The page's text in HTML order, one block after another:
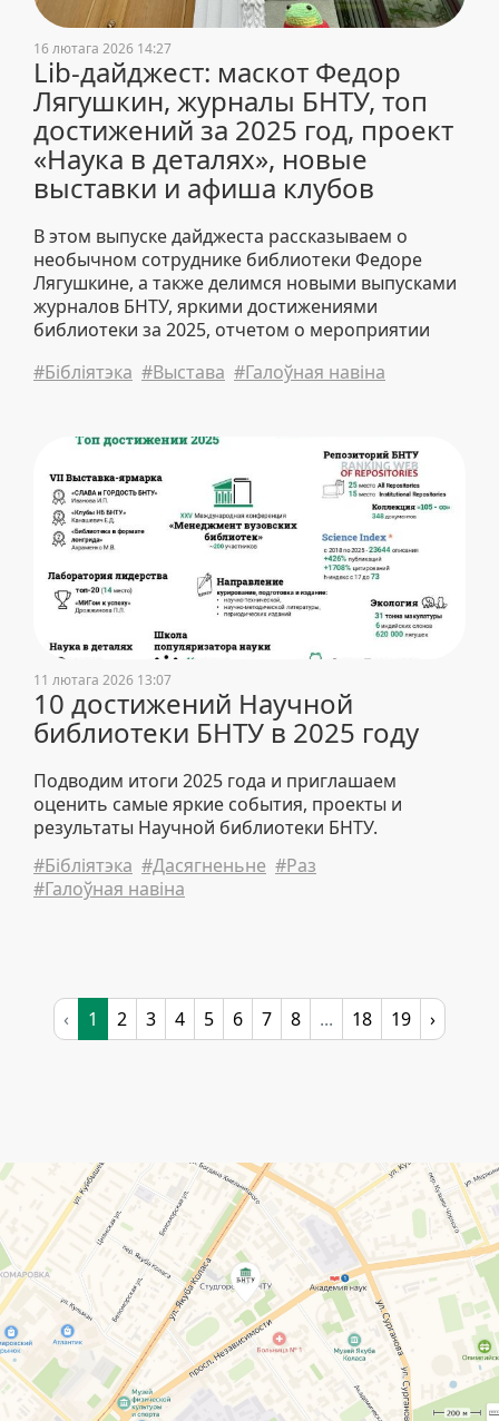
16 лютага 2026 14:27
Lib-дайджест: маскот Федор
Лягушкин, журналы БНТУ, топ
достижений за 2025 год, проект
«Наука в деталях», новые
выставки и афиша клубов
В этом выпуске дайджеста рассказываем о
необычном сотруднике библиотеки Федоре
Лягушкине, а также делимся новыми выпусками
журналов БНТУ, яркими достижениями
библиотеки за 2025, отчетом о мероприятии
выставками, афишей клубов и новостями
#Бібліятэка #Выстава #Галоўная навіна
11 лютага 2026 13:07
10 достижений Научной
библиотеки БНТУ в 2025 году
Подводим итоги 2025 года и приглашаем
оценить самые яркие события, проекты и
результаты Научной библиотеки БНТУ.
#Бібліятэка #Дасягненьне #Раз
#Галоўная навіна
‹ 1 2 3 4 5 6 7 8 ... 18 19 ›